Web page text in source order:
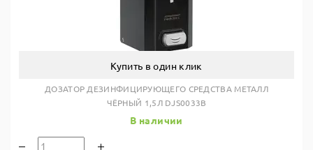
Купить в один клик
ДОЗАТОР ДЕЗИНФИЦИРУЮЩЕГО СРЕДСТВА МЕТАЛЛ
ЧЁРНЫЙ 1,5Л DJS0033B
В наличии